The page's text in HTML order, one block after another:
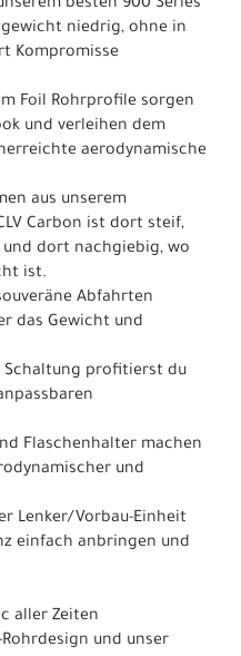
besten 900 Series
niedrig, ohne in
Kompromisse
Foil Rohrprofile sorgen
und verleihen dem
aerodynamische
aus unserem
Carbon ist dort steif,
dort nachgiebig, wo
ist.
Abfahrten
das Gewicht und
Schaltung profitierst du
Flaschenhalter machen
und
Lenker/Vorbau-Einheit
einfach anbringen und
aller Zeiten
und unser